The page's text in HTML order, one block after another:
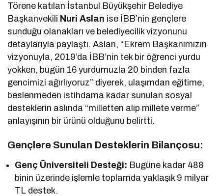
Törene katılan İstanbul Büyükşehir Belediye
Başkanvekili Nuri Aslan ise İBB’nin gençlere
sunduğu olanakları ve belediyecilik vizyonunu
detaylarıyla paylaştı. Aslan, “Ekrem Başkanımızın
vizyonuyla, 2019’da İBB’nin tek bir öğrenci yurdu
yokken, bugün 16 yurdumuzla 20 binden fazla
gencimizi ağırlıyoruz” diyerek, ulaşımdan eğitime,
beslenmeden istihdama kadar sunulan sosyal
desteklerin aslında “milletten alıp millete verme”
anlayışının bir ürünü olduğunu belirtti.
Gençlere Sunulan Desteklerin Bilançosu:
Genç Üniversiteli Desteği: Bugüne kadar 488
binin üzerinde işlemle toplamda yaklaşık 9 milyar
TL destek.